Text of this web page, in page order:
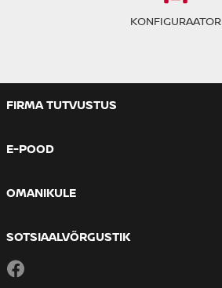
KONFIGURAATOR
FIRMA TUTVUSTUS
E-POOD
OMANIKULE
SOTSIAALVÕRGUSTIK